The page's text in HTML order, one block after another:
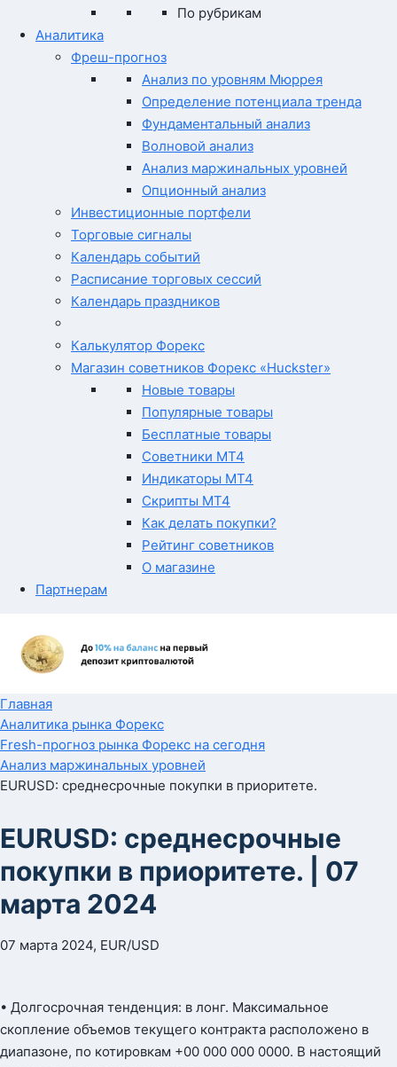
По рубрикам
Аналитика
Фреш-прогноз
Анализ по уровням Мюррея
Определение потенциала тренда
Фундаментальный анализ
Волновой анализ
Анализ маржинальных уровней
Опционный анализ
Инвестиционные портфели
Торговые сигналы
Календарь событий
Расписание торговых сессий
Календарь праздников
Калькулятор Форекс
Магазин советников Форекс «Huckster»
Новые товары
Популярные товары
Бесплатные товары
Советники MT4
Индикаторы MT4
Скрипты MT4
Как делать покупки?
Рейтинг советников
О магазине
Партнерам
Главная
Аналитика рынка Форекс
Fresh-прогноз рынка Форекс на сегодня
Анализ маржинальных уровней
EURUSD: среднесрочные покупки в приоритете.
EURUSD: среднесрочные
покупки в приоритете. | 07
марта 2024
07 марта 2024, EUR/USD
• Долгосрочная тенденция: в лонг. Максимальное
скопление объемов текущего контракта расположено в
диапазоне, по котировкам +00 000 000 0000. В настоящий